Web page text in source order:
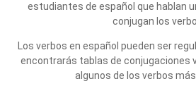
estudiantes de español que hablan
conjugan los
Los verbos en español pueden ser
encontrarás tablas de conjugaciones
algunos de los verbos